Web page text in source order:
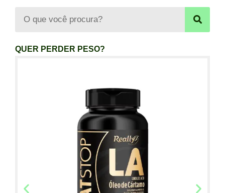
QUER PERDER PESO?